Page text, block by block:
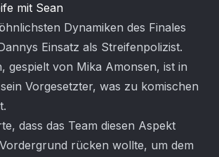
mit Sean
Dynamiken des Finales
Einsatz als Streifenpolizist.
gespielt von Mika Amonsen, ist in
Vorgesetzter, was zu komischen
dass das Team diesen Aspekt
rücken wollte, um dem